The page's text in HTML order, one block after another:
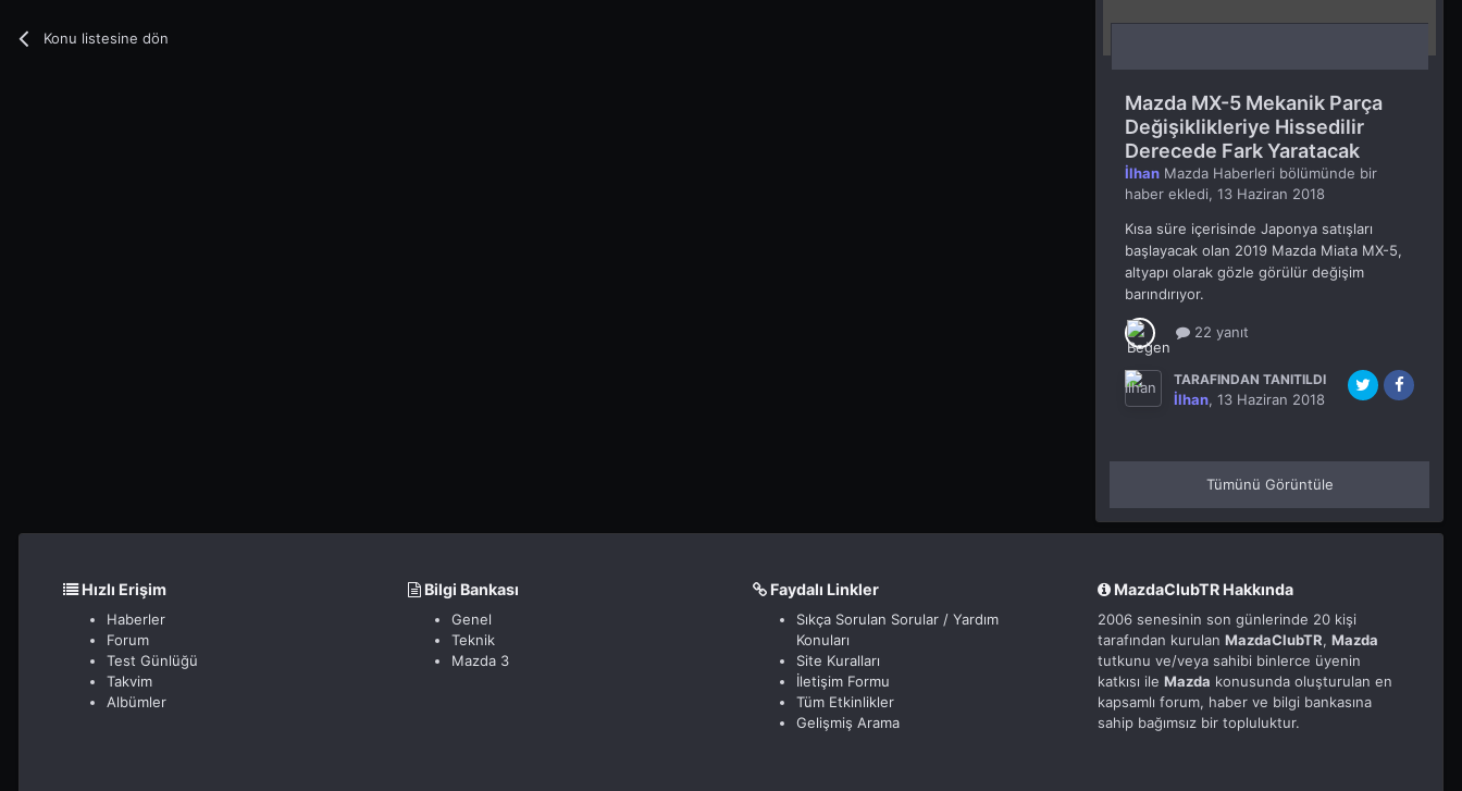
Konu listesine dön
Mazda MX-5 Mekanik Parça
Değişiklikleriye Hissedilir
Derecede Fark Yaratacak
İlhan Mazda Haberleri bölümünde bir
haber ekledi, 13 Haziran 2018
Kısa süre içerisinde Japonya satışları
başlayacak olan 2019 Mazda Miata MX-5,
altyapı olarak gözle görülür değişim
barındırıyor.
22 yanıt
TARAFINDAN TANITILDI
İlhan, 13 Haziran 2018
Tümünü Görüntüle
Hızlı Erişim
Haberler
Forum
Test Günlüğü
Takvim
Albümler
Bilgi Bankası
Genel
Teknik
Mazda 3
Faydalı Linkler
Sıkça Sorulan Sorular / Yardım
Konuları
Site Kuralları
İletişim Formu
Tüm Etkinlikler
Gelişmiş Arama
MazdaClubTR Hakkında
2006 senesinin son günlerinde 20 kişi
tarafından kurulan MazdaClubTR, Mazda
tutkunu ve/veya sahibi binlerce üyenin
katkısı ile Mazda konusunda oluşturulan en
kapsamlı forum, haber ve bilgi bankasına
sahip bağımsız bir topluluktur.